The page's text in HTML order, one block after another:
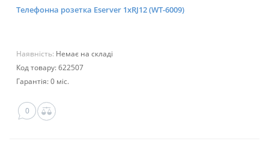
Телефонна розетка Eserver 1xRJ12 (WT-6009)
Наявність: Немає на складі
Код товару: 622507
Гарантія: 0 міс.
0